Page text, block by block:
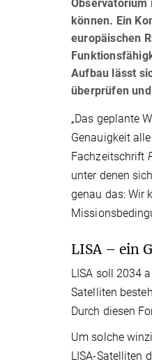
Observatorium
können. Ein
europäischen
Aufbau lässt
überprüfen
„Das geplante
Genauigkeit
Fachzeitschrift
unter denen
genau das: Wir
LISA – ein
LISA soll 2034
Satelliten
Durch diesen
Um solche
LISA-Satelliten